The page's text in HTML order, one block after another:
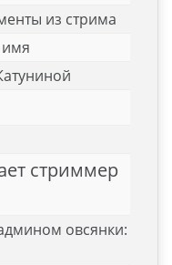
из стрима
имя
стриммер
овсянки: